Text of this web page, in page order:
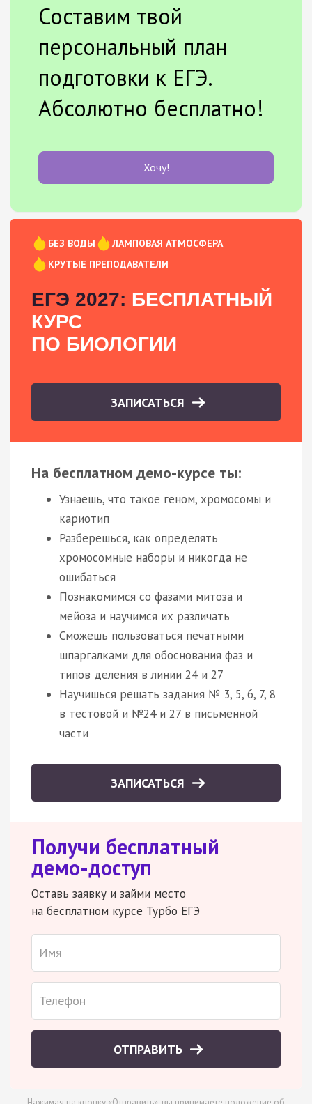
Составим твой
персональный план
подготовки к ЕГЭ.
Абсолютно бесплатно!
Хочу!
БЕЗ ВОДЫ
ЛАМПОВАЯ АТМОСФЕРА
КРУТЫЕ ПРЕПОДАВАТЕЛИ
ЕГЭ 2027: БЕСПЛАТНЫЙ
КУРС
ПО БИОЛОГИИ
ЗАПИСАТЬСЯ
На бесплатном демо-курсе ты:
Узнаешь, что такое геном, хромосомы и
кариотип
Разберешься, как определять
хромосомные наборы и никогда не
ошибаться
Познакомимся со фазами митоза и
мейоза и научимся их различать
Сможешь пользоваться печатными
шпаргалками для обоснования фаз и
типов деления в линии 24 и 27
Научишься решать задания № 3, 5, 6, 7, 8
в тестовой и №24 и 27 в письменной
части
ЗАПИСАТЬСЯ
Получи бесплатный
демо-доступ
Оставь заявку и займи место
на бесплатном курсе Турбо ЕГЭ
ОТПРАВИТЬ